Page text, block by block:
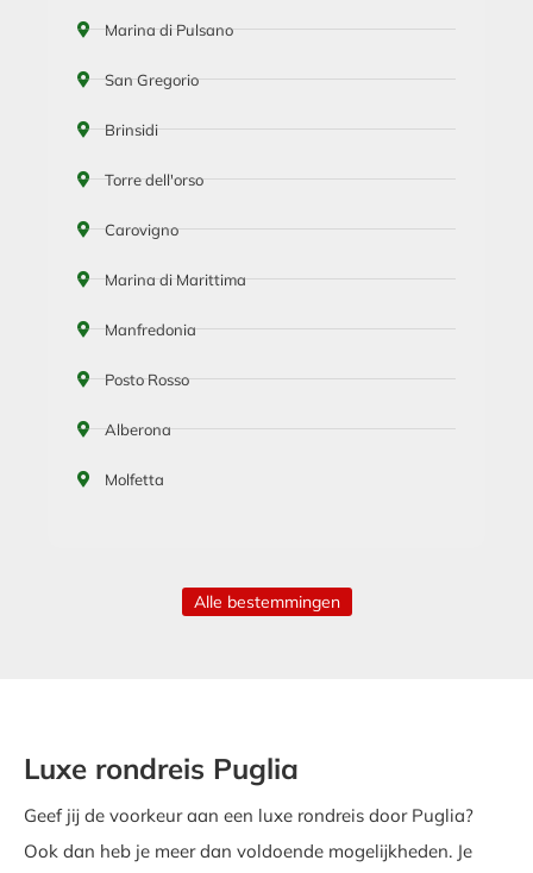
Marina di Pulsano
San Gregorio
Brinsidi
Torre dell'orso
Carovigno
Marina di Marittima
Manfredonia
Posto Rosso
Alberona
Molfetta
Alle bestemmingen
Luxe rondreis Puglia
Geef jij de voorkeur aan een luxe rondreis door Puglia?
Ook dan heb je meer dan voldoende mogelijkheden. Je